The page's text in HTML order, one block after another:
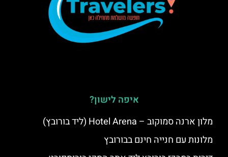
איפה לישון?
מלון ארנה סמוקוב – Hotel Arena (ליד בורובץ)
מלונות עם חנייה חינם בבורובץ